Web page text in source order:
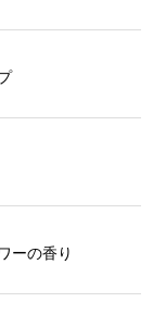
ーの香り